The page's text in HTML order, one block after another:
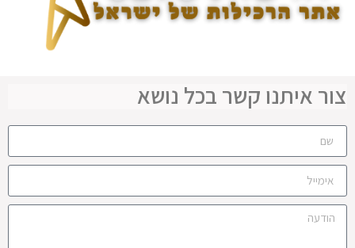
צור איתנו קשר בכל נושא